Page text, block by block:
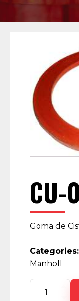
CU-
Goma de
Categories:
Manholl
00005